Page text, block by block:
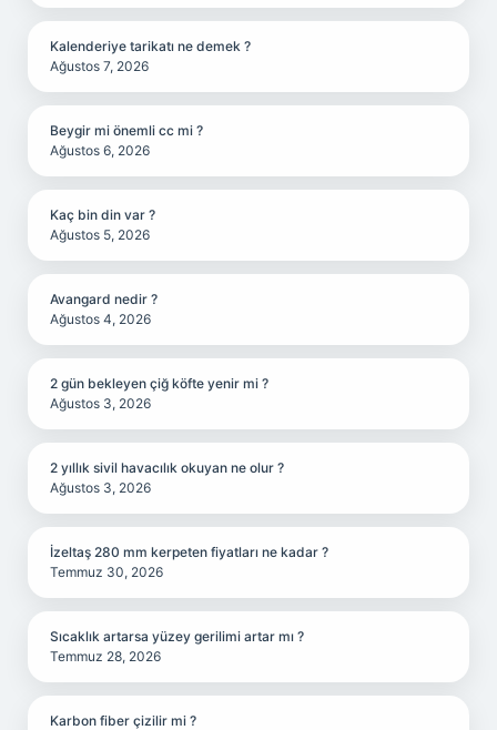
Kalenderiye tarikatı ne demek ?
Ağustos 7, 2026
Beygir mi önemli cc mi ?
Ağustos 6, 2026
Kaç bin din var ?
Ağustos 5, 2026
Avangard nedir ?
Ağustos 4, 2026
2 gün bekleyen çiğ köfte yenir mi ?
Ağustos 3, 2026
2 yıllık sivil havacılık okuyan ne olur ?
Ağustos 3, 2026
İzeltaş 280 mm kerpeten fiyatları ne kadar ?
Temmuz 30, 2026
Sıcaklık artarsa yüzey gerilimi artar mı ?
Temmuz 28, 2026
Karbon fiber çizilir mi ?